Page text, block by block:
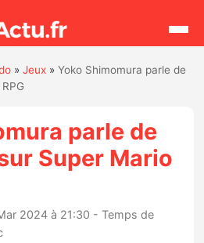
»Jeux »Yoko Shimomura parle de
parle de
Super Mario
2024 à 21:30 - Temps de